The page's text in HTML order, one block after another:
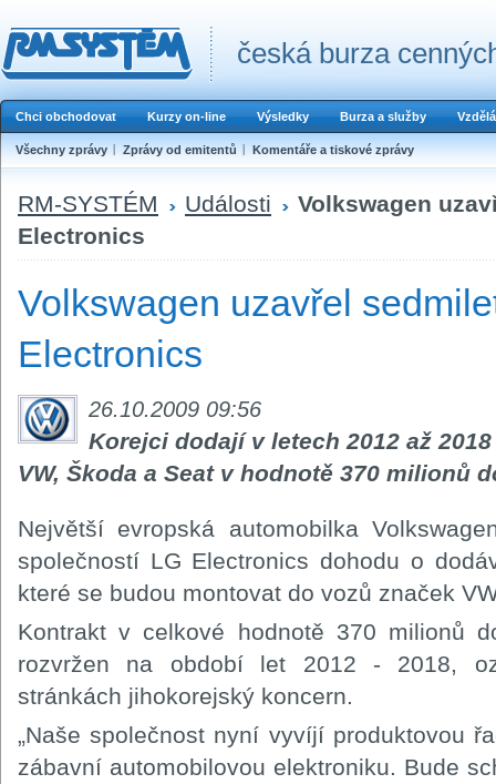
česká burza
Chci obchodovat Kurzy on-line Výsledky Burza a služby
Všechny zprávy Zprávy od emitentů Komentáře a tiskové zprávy
RM-SYSTÉM Události
Volkswagen
Electronics
Volkswagen uzavřel
Electronics
26.10.2009 09:56
Korejci dodají v letech 2012 až
VW, Škoda a Seat v hodnotě 370 milionů
Největší evropská automobilka
společností LG Electronics dohodu o
které se budou montovat do vozů značek
Kontrakt v celkové hodnotě 370 milionů
rozvržen na období let 2012 - 2018,
stránkách jihokorejský koncern.
„Naše společnost nyní vyvíjí produktovou
zábavní automobilovou elektroniku. Bude